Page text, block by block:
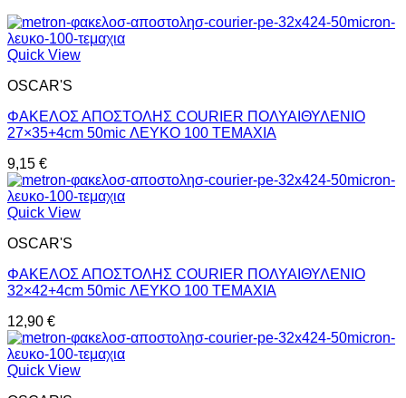
Quick View
OSCAR'S
ΦΑΚΕΛΟΣ ΑΠΟΣΤΟΛΗΣ COURIER ΠΟΛΥΑΙΘΥΛΕΝΙΟ
27×35+4cm 50mic ΛΕΥΚΟ 100 ΤΕΜΑΧΙΑ
9,15 €
Quick View
OSCAR'S
ΦΑΚΕΛΟΣ ΑΠΟΣΤΟΛΗΣ COURIER ΠΟΛΥΑΙΘΥΛΕΝΙΟ
32×42+4cm 50mic ΛΕΥΚΟ 100 ΤΕΜΑΧΙΑ
12,90 €
Quick View